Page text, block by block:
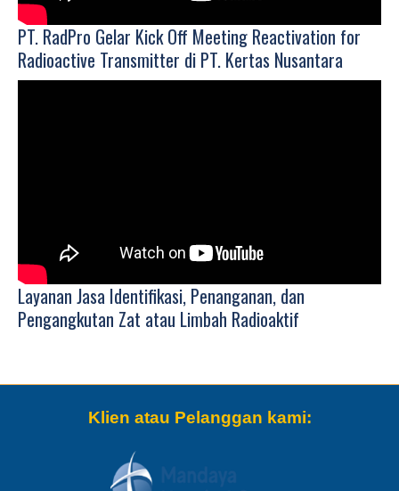
PT. RadPro Gelar Kick Off Meeting Reactivation for
Radioactive Transmitter di PT. Kertas Nusantara
Layanan Jasa Identifikasi, Penanganan, dan
Pengangkutan Zat atau Limbah Radioaktif
Klien atau Pelanggan kami: